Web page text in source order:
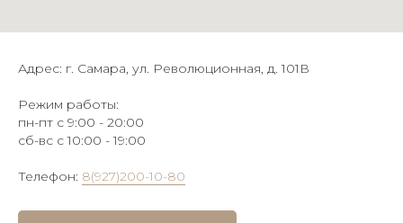
Адрес: г. Самара, ул. Революционная, д. 101В
Режим работы:
пн-пт с 9:00 - 20:00
сб-вс с 10:00 - 19:00
Телефон: 8(927)200-10-80